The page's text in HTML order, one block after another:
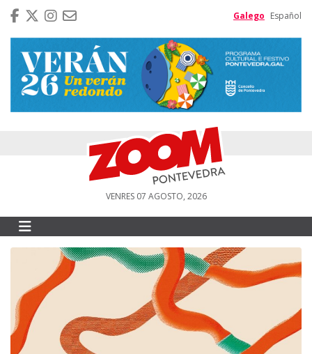
Galego Español
VENRES 07 AGOSTO, 2026